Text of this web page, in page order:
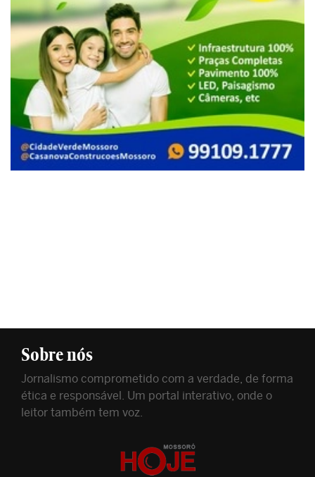
Sobre nós
Jornalismo comprometido com a verdade, de forma
ética e responsável. Um portal interativo, onde o
leitor também tem voz.